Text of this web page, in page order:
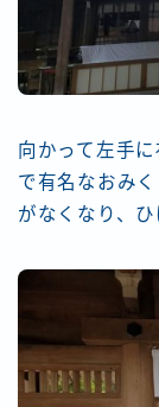
向かって左手
で有名なおみ
がなくなり、